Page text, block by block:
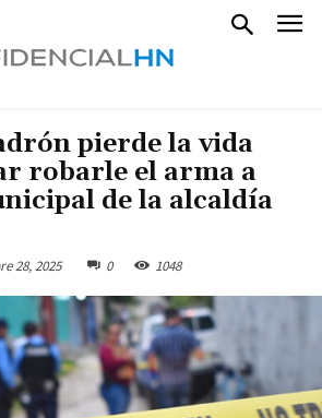
pierde la vida
robarle el arma a
de la alcaldía
28, 2025 0 1048